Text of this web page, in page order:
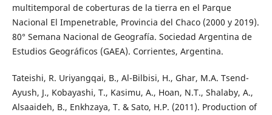
multitemporal de coberturas de la tierra en el Parque
Nacional El Impenetrable, Provincia del Chaco (2000 y 2019).
80° Semana Nacional de Geografía. Sociedad Argentina de
Estudios Geográficos (GAEA). Corrientes, Argentina.
Tateishi, R. Uriyangqai, B., Al-Bilbisi, H., Ghar, M.A. Tsend-
Ayush, J., Kobayashi, T., Kasimu, A., Hoan, N.T., Shalaby, A.,
Alsaaideh, B., Enkhzaya, T. & Sato, H.P. (2011). Production of